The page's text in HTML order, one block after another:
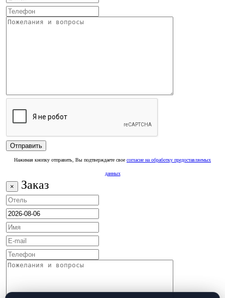
Нажимая кнопку отправить, Вы подтверждаете свое согласие на обработку предоставляемых
данных
× Заказ